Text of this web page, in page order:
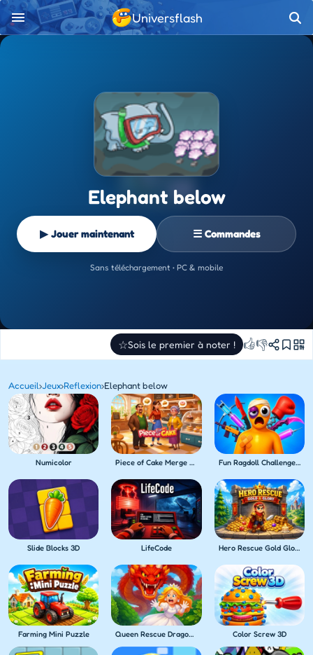
Universflash
Elephant below
▶ Jouer maintenant ☰ Commandes
Sans téléchargement • PC & mobile
☆Sois le premier à noter ! 👍👎
Accueil›Jeux›Reflexion›Elephant below
Numicolor Piece of Cake Merge & Bake Fun Ragdoll Challenge! Mini Games Collection!
Slide Blocks 3D LifeCode Hero Rescue Gold Glory
Farming Mini Puzzle Queen Rescue Dragon puzzle Color Screw 3D